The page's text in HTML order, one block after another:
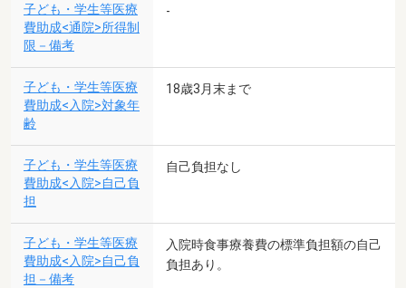
子ども・学生等医療
費助成<通院>所得制
限－備考
-
子ども・学生等医療
費助成<入院>対象年
齢
18歳3月末まで
子ども・学生等医療
費助成<入院>自己負
担
自己負担なし
子ども・学生等医療
費助成<入院>自己負
担－備考
入院時食事療養費の標準負担額の自己
負担あり。